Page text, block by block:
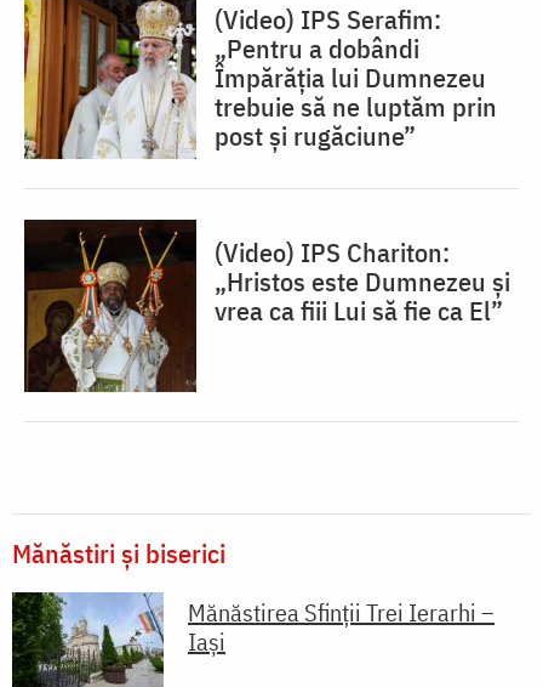
(Video) IPS Serafim:
„Pentru a dobândi
Împărăția lui Dumnezeu
trebuie să ne luptăm prin
post și rugăciune”
(Video) IPS Chariton:
„Hristos este Dumnezeu și
vrea ca fiii Lui să fie ca El”
Mănăstiri și biserici
Mănăstirea Sfinții Trei Ierarhi –
Iași